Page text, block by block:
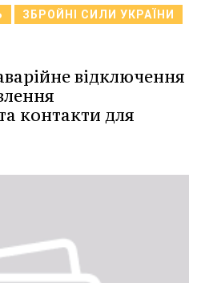
ЗБРОЙНІ СИЛИ УКРАЇНИ
відключення
контакти для